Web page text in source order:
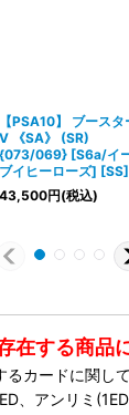
【PSA10】 ブースタ
V 《SA》 (SR)
{073/069} [S6a/イ
ブイヒーローズ] [SS]
43,500円(税込)
在する商品
カードに関し
、アンリミ